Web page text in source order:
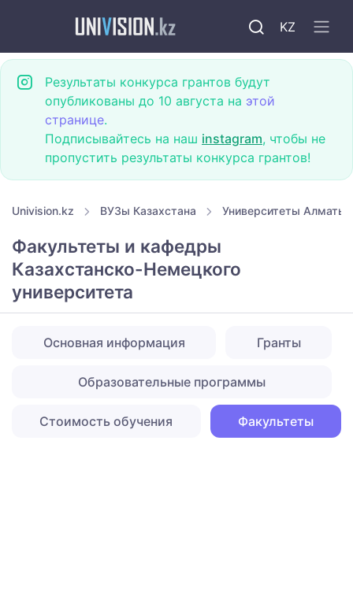
KZ
Результаты конкурса грантов будут
опубликованы до 10 августа на этой
странице.
Подписывайтесь на наш instagram, чтобы не
пропустить результаты конкурса грантов!
Univision.kz ВУЗы Казахстана Университеты Алматы
Факультеты и кафедры
Казахстанско-Немецкого
университета
Основная информация Гранты
Образовательные программы
Стоимость обучения Факультеты